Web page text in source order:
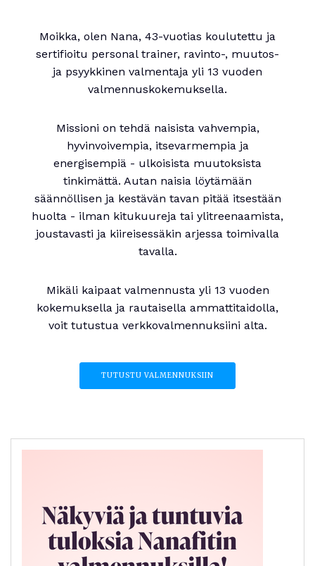
Moikka, olen Nana, 43-vuotias koulutettu ja
sertifioitu personal trainer, ravinto-, muutos-
ja psyykkinen valmentaja yli 13 vuoden
valmennuskokemuksella.
Missioni on tehdä naisista vahvempia,
hyvinvoivempia, itsevarmempia ja
energisempiä - ulkoisista muutoksista
tinkimättä. Autan naisia löytämään
säännöllisen ja kestävän tavan pitää itsestään
huolta - ilman kitukuureja tai ylitreenaamista,
joustavasti ja kiireisessäkin arjessa toimivalla
tavalla.
Mikäli kaipaat valmennusta yli 13 vuoden
kokemuksella ja rautaisella ammattitaidolla,
voit tutustua verkkovalmennuksiini alta.
TUTUSTU VALMENNUKSIIN